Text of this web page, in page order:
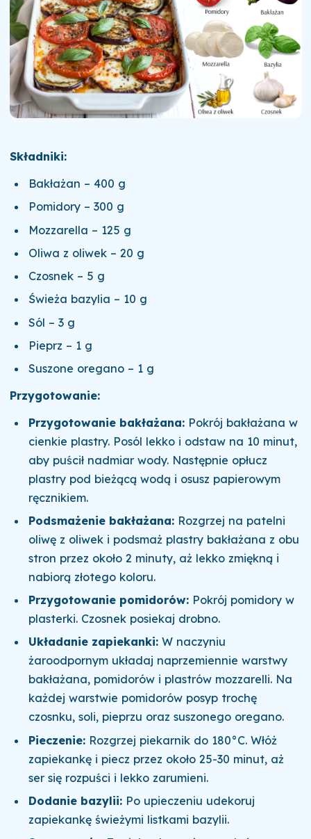
Składniki:
Bakłażan – 400 g
Pomidory – 300 g
Mozzarella – 125 g
Oliwa z oliwek – 20 g
Czosnek – 5 g
Świeża bazylia – 10 g
Sól – 3 g
Pieprz – 1 g
Suszone oregano – 1 g
Przygotowanie:
Przygotowanie bakłażana: Pokrój bakłażana w
cienkie plastry. Posól lekko i odstaw na 10 minut,
aby puścił nadmiar wody. Następnie opłucz
plastry pod bieżącą wodą i osusz papierowym
ręcznikiem.
Podsmażenie bakłażana: Rozgrzej na patelni
oliwę z oliwek i podsmaż plastry bakłażana z obu
stron przez około 2 minuty, aż lekko zmiękną i
nabiorą złotego koloru.
Przygotowanie pomidorów: Pokrój pomidory w
plasterki. Czosnek posiekaj drobno.
Układanie zapiekanki:W naczyniu
żaroodpornym układaj naprzemiennie warstwy
bakłażana, pomidorów i plastrów mozzarelli. Na
każdej warstwie pomidorów posyp trochę
czosnku, soli, pieprzu oraz suszonego oregano.
Pieczenie: Rozgrzej piekarnik do 180°C. Włóż
zapiekankę i piecz przez około 25-30 minut, aż
ser się rozpuści i lekko zarumieni.
Dodanie bazylii: Po upieczeniu udekoruj
zapiekankę świeżymi listkami bazylii.